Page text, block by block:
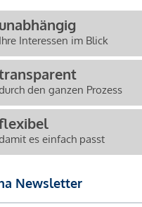
unabhängig
Ihre Interessen im Blick
den ganzen Prozess
es einfach passt
Newsletter